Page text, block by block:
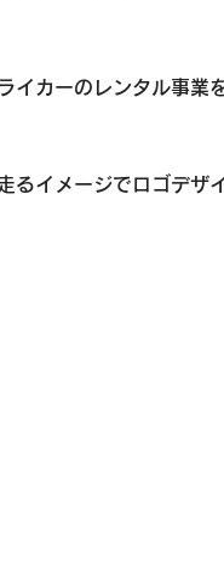
イカーのレンタル事
るイメージでロゴデザ